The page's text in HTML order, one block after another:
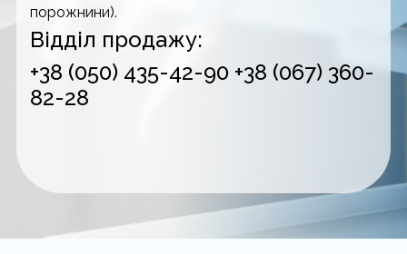
порожнини).
Відділ продажу:
+38 (050) 435-42-90 +38 (067) 360-
82-28